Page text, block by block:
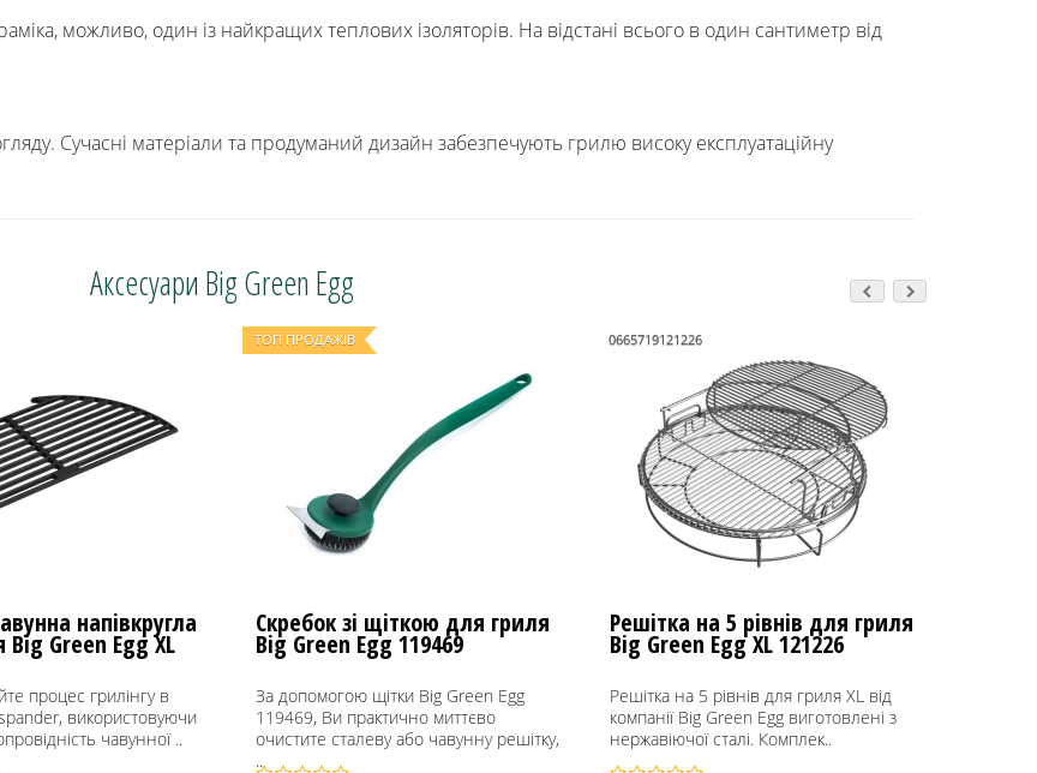
можливо, один із найкращих теплових ізоляторів. На відстані всього в один сантиметр від
Сучасні матеріали та продуманий дизайн забезпечують грилю високу експлуатаційну
Аксесуари Big Green Egg
напівкругла
Green Egg XL
процес грилінгу в
використовуючи
чавунної ..
ТОП ПРОДАЖІВ
Скребок зі щіткою для гриля
Big Green Egg 119469
За допомогою щітки Big Green Egg
119469, Ви практично миттєво
очистите сталеву або чавунну решітку,
..
0665719121226
Решітка на 5 рівнів для гриля
Big Green Egg XL 121226
Решітка на 5 рівнів для гриля XL від
компанії Big Green Egg виготовлені з
нержавіючої сталі. Комплек..